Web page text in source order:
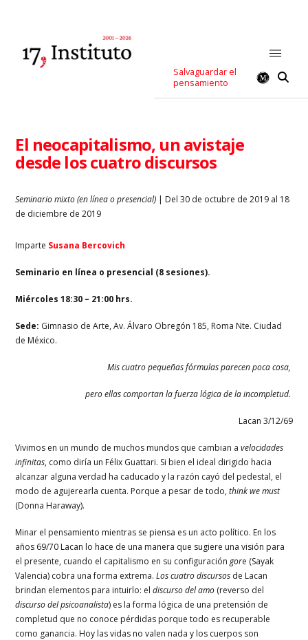
Salvaguardar el
pensamiento
El neocapitalismo, un avistaje
desde los cuatro discursos
Seminario mixto (en línea o presencial) | Del 30 de octubre de 2019 al 18
de diciembre de 2019
Imparte Susana Bercovich
Seminario en línea o presencial (8 sesiones).
Miércoles 18:30 – 21:00 hrs.
Sede: Gimnasio de Arte, Av. Álvaro Obregón 185, Roma Nte. Ciudad
de México.
Mis cuatro pequeñas fórmulas parecen poca cosa,
pero ellas comportan la fuerza lógica de la incompletud.
Lacan 3/12/69
Vivimos en un mundo de muchos mundos que cambian avelocidades
infinitas, como diría un Félix Guattari. Si bien el ideal dirigido hacia
alcanzar alguna verdad ha caducado y la razón cayó del pedestal, el
modo de agujerearla cuenta. Porque a pesar de todo,think we must
(Donna Haraway).
Minar el pensamiento mientras se piensa es un acto político. En los
años 69/70 Lacan lo hace de una manera que sugiere una visión para
el presente, cuando el capitalismo en su configuración gore (Sayak
Valencia) cobra una forma extrema.Los cuatro discursos de Lacan
brindan elementos para intuirlo: eldiscurso del amo (reverso del
discurso del psicoanalista) es la forma lógica de una pretensión de
completud que no conoce pérdidas porque todo es recuperable
como ganancia. Hoy las vidas no valen nada y los cuerpos son